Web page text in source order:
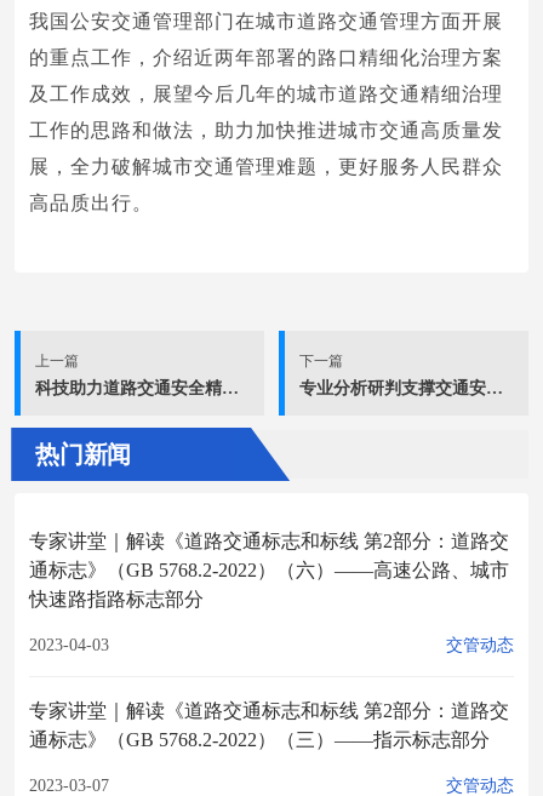
我国公安交通管理部门在城市道路交通管理方面开展
的重点工作，介绍近两年部署的路口精细化治理方案
及工作成效，展望今后几年的城市道路交通精细治理
工作的思路和做法，助力加快推进城市交通高质量发
展，全力破解城市交通管理难题，更好服务人民群众
高品质出行。
上一篇
科技助力道路交通安全精细化治理及放管服工作实践与探索研讨会致辞
下一篇
专业分析研判支撑交通安全精细化治理
热门新闻
专家讲堂｜解读《道路交通标志和标线 第2部分：道路交
通标志》（GB 5768.2-2022）（六）——高速公路、城市
快速路指路标志部分
2023-04-03 交管动态
专家讲堂｜解读《道路交通标志和标线 第2部分：道路交
通标志》（GB 5768.2-2022）（三）——指示标志部分
2023-03-07 交管动态